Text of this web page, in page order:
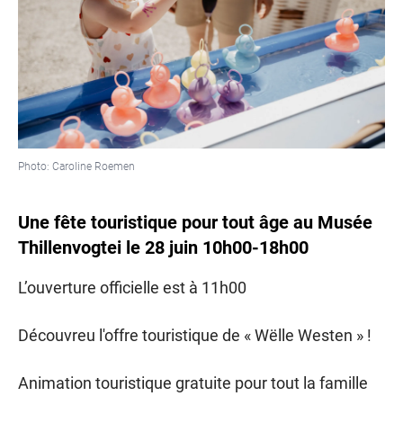
Photo: Caroline Roemen
Une fête touristique pour tout âge au Musée
Thillenvogtei le 28 juin 10h00-18h00
L’ouverture officielle est à 11h00
Découvreu l'offre touristique de « Wëlle Westen » !
Animation touristique gratuite pour tout la famille